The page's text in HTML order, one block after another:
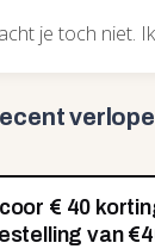
je toch niet.
€ 40
van